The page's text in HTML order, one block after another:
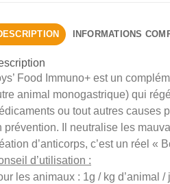
INFORMATIONS
Food Immuno+ est un
animal monogastrique) qui
ou tout autres causes
prévention. Il neutralise les
d’anticorps, c’est un réel «
d’utilisation :
les animaux : 1g / kg d’animal /